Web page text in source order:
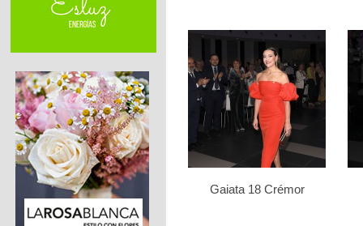
Gaiata 18 Crémor